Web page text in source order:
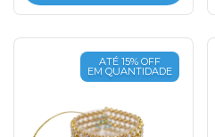
ATÉ 15% OFF
EM QUANTIDADE